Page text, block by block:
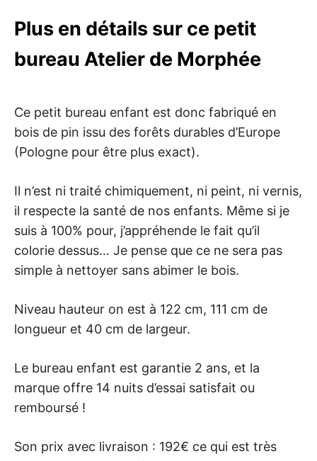
Plus en détails sur ce petit
bureau Atelier de Morphée
Ce petit bureau enfant est donc fabriqué en
bois de pin issu des forêts durables d’Europe
(Pologne pour être plus exact).
Il n’est ni traité chimiquement, ni peint, ni vernis,
il respecte la santé de nos enfants. Même si je
suis à 100% pour, j’appréhende le fait qu’il
colorie dessus… Je pense que ce ne sera pas
simple à nettoyer sans abimer le bois.
Niveau hauteur on est à 122 cm, 111 cm de
longueur et 40 cm de largeur.
Le bureau enfant est garantie 2 ans, et la
marque offre 14 nuits d’essai satisfait ou
remboursé !
Son prix avec livraison : 192€ ce qui est très